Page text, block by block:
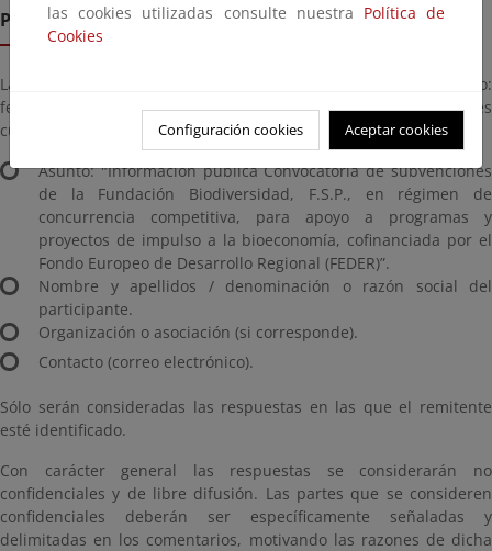
Presentación de alegaciones
Las alegaciones podrán remitirse a la dirección de correo:
feder@fundacion-biodiversidad.es, indicando las siguientes
cuestiones:
Asunto: "Información pública Convocatoria de subvenciones
de la Fundación Biodiversidad, F.S.P., en régimen de
concurrencia competitiva, para apoyo a programas y
proyectos de impulso a la bioeconomía, cofinanciada por el
Fondo Europeo de Desarrollo Regional (FEDER)”.
Nombre y apellidos / denominación o razón social del
participante.
Organización o asociación (si corresponde).
Contacto (correo electrónico).
Sólo serán consideradas las respuestas en las que el remitente
esté identificado.
Con carácter general las respuestas se considerarán no
confidenciales y de libre difusión. Las partes que se consideren
confidenciales deberán ser específicamente señaladas y
delimitadas en los comentarios, motivando las razones de dicha
las cookies utilizadas consulte nuestra Política de
Cookies
Configuración cookies Aceptar cookies